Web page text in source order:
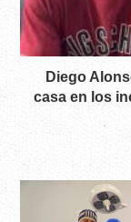
Diego
casa en los